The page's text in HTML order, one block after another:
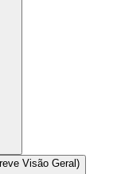
Visão Geral)